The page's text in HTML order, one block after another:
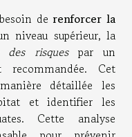
de renforcer la
niveau supérieur, la
des risquespar un
recommandée. Cet
détaillée les
et identifier les
Cette analyse